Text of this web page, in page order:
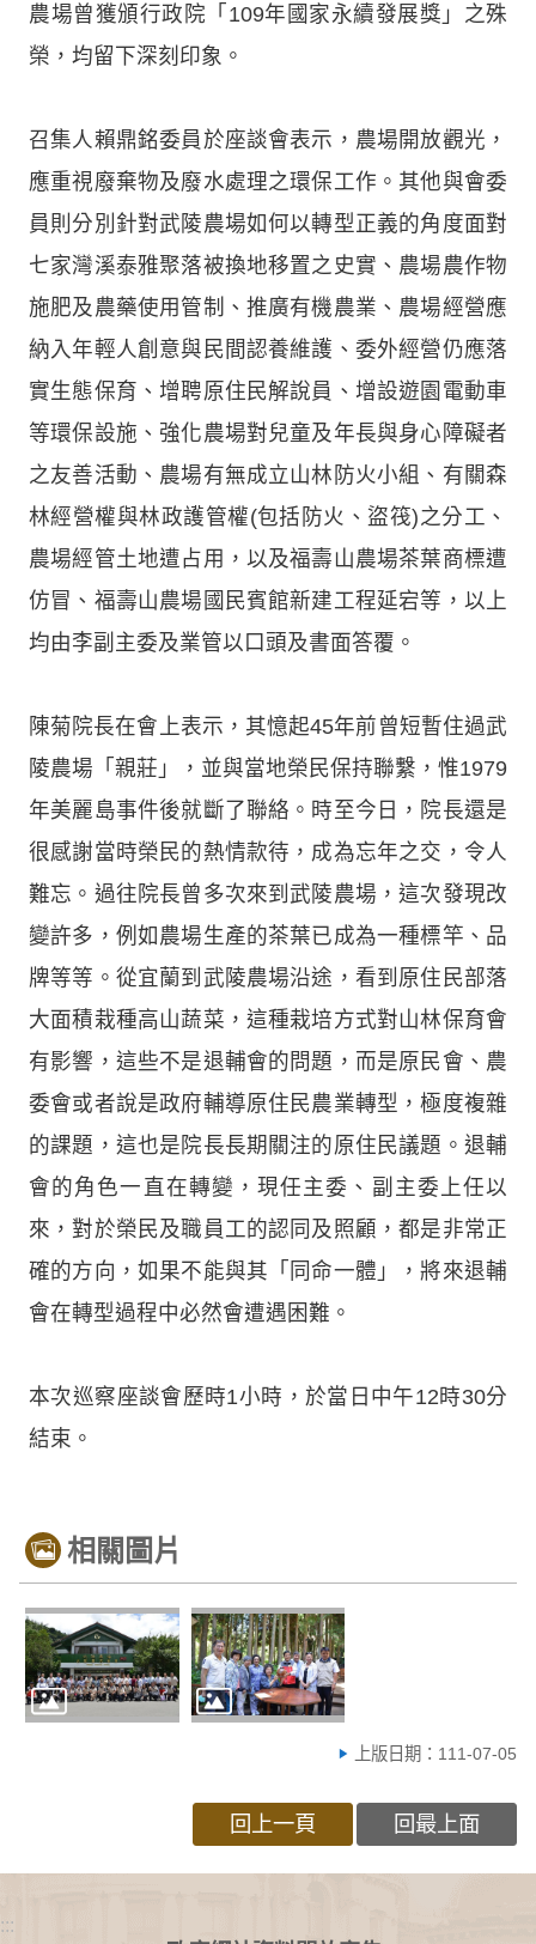
農場曾獲頒行政院「109年國家永續發展獎」之殊
榮，均留下深刻印象。
召集人賴鼎銘委員於座談會表示，農場開放觀光，
應重視廢棄物及廢水處理之環保工作。其他與會委
員則分別針對武陵農場如何以轉型正義的角度面對
七家灣溪泰雅聚落被換地移置之史實、農場農作物
施肥及農藥使用管制、推廣有機農業、農場經營應
納入年輕人創意與民間認養維護、委外經營仍應落
實生態保育、增聘原住民解說員、增設遊園電動車
等環保設施、強化農場對兒童及年長與身心障礙者
之友善活動、農場有無成立山林防火小組、有關森
林經營權與林政護管權(包括防火、盜筏)之分工、
農場經管土地遭占用，以及福壽山農場茶葉商標遭
仿冒、福壽山農場國民賓館新建工程延宕等，以上
均由李副主委及業管以口頭及書面答覆。
陳菊院長在會上表示，其憶起45年前曾短暫住過武
陵農場「親莊」，並與當地榮民保持聯繫，惟1979
年美麗島事件後就斷了聯絡。時至今日，院長還是
很感謝當時榮民的熱情款待，成為忘年之交，令人
難忘。過往院長曾多次來到武陵農場，這次發現改
變許多，例如農場生產的茶葉已成為一種標竿、品
牌等等。從宜蘭到武陵農場沿途，看到原住民部落
大面積栽種高山蔬菜，這種栽培方式對山林保育會
有影響，這些不是退輔會的問題，而是原民會、農
委會或者說是政府輔導原住民農業轉型，極度複雜
的課題，這也是院長長期關注的原住民議題。退輔
會的角色一直在轉變，現任主委、副主委上任以
來，對於榮民及職員工的認同及照顧，都是非常正
確的方向，如果不能與其「同命一體」，將來退輔
會在轉型過程中必然會遭遇困難。
本次巡察座談會歷時1小時，於當日中午12時30分
結束。
相關圖片
上版日期：111-07-05
回上一頁 回最上面
:::